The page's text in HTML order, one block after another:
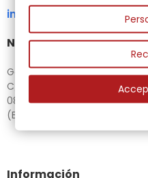
info@gubias.com.es
Nuestra tienda
Ganiveteria Rius
C/ Goleta, 11
08221 Terrassa
(Barcelona)
Información